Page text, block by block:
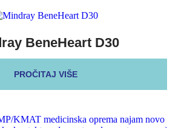
BeneHeart D30
PROČITAJ VIŠE